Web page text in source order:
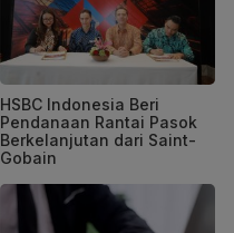
HSBC Indonesia Beri
Pendanaan Rantai Pasok
Berkelanjutan dari Saint-
Gobain